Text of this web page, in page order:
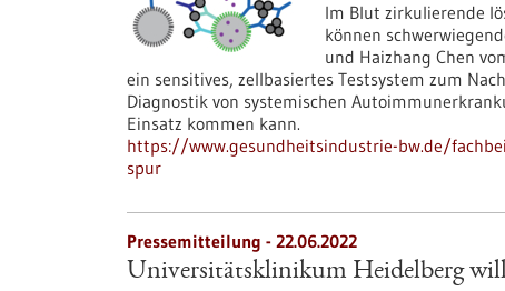
Im Blut zirkulierende
können
und Haizhang Chen
ein sensitives, zellbasiertes Testsystem zum
Diagnostik von systemischen
Einsatz kommen kann.
https://www.gesundheitsindustrie-bw.de/
spur
Pressemitteilung - 22.06.2022
Universitätsklinikum Heidelberg will